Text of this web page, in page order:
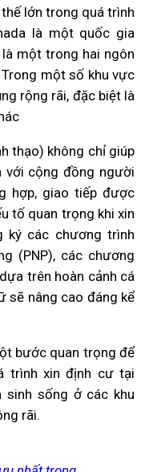
lớn trong quá trình
là một quốc gia
một trong hai ngôn
một số khu vực
rộng rãi, đặc biệt là
thạo) không chỉ giúp
cộng đồng người
hợp, giao tiếp được
tố quan trọng khi xin
ký các chương trình
(PNP), các chương
trên hoàn cảnh cá
sẽ nâng cao đáng kể
bước quan trọng để
trình xin định cư tại
sinh sống ở các khu
rãi.